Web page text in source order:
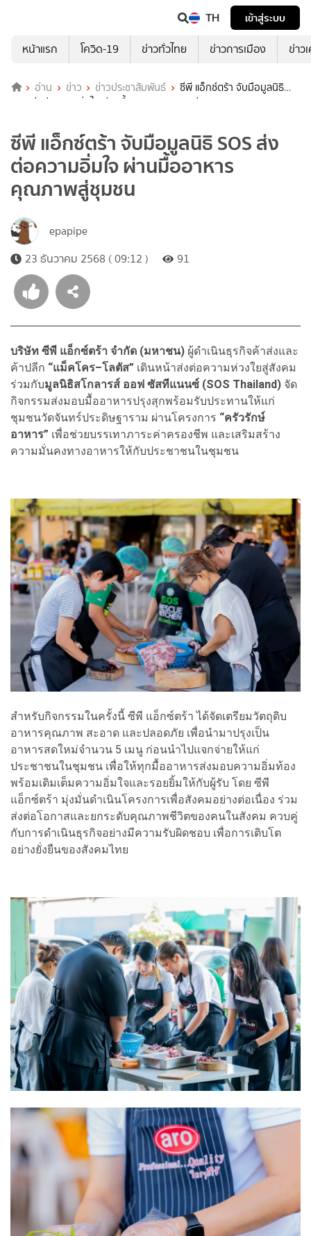
TH
เข้าสู่ระบบ
หน้าแรก
โควิด-19 ข่าวทั่วไทย ข่าวการเมือง ข่าว
อ่าน ข่าว ข่าวประชาสัมพันธ์
ซีพี แอ็กซ์ตร้า จับมือมูลนิธิ
SOS ส่งต่อความอิ่มใจ ผ่านมื้ออาหารคุณภาพสู่ชุมชน
ซีพี แอ็กซ์ตร้า จับมือมูลนิธิ SOS ส่ง
ต่อความอิ่มใจ ผ่านมื้ออาหาร
คุณภาพสู่ชุมชน
epapipe
23 ธันวาคม 2568 ( 09:12 )
91
บริษัท ซีพี แอ็กซ์ตร้า จำกัด (มหาชน) ผู้ดำเนินธุรกิจค้าส่งและ
ค้าปลีก “แม็คโคร–โลตัส” เดินหน้าส่งต่อความห่วงใยสู่สังคม
ร่วมกับมูลนิธิสโกลารส์ ออฟ ซัสทีแนนซ์ (SOS Thailand) จัด
กิจกรรมส่งมอบมื้ออาหารปรุงสุกพร้อมรับประทานให้แก่
ชุมชนวัดจันทร์ประดิษฐาราม ผ่านโครงการ “ครัวรักษ์
อาหาร” เพื่อช่วยบรรเทาภาระค่าครองชีพ และเสริมสร้าง
ความมั่นคงทางอาหารให้กับประชาชนในชุมชน
สำหรับกิจกรรมในครั้งนี้ ซีพี แอ็กซ์ตร้า ได้จัดเตรียมวัตถุดิบ
อาหารคุณภาพ สะอาด และปลอดภัย เพื่อนำมาปรุงเป็น
อาหารสดใหม่จำนวน 5 เมนู ก่อนนำไปแจกจ่ายให้แก่
ประชาชนในชุมชน เพื่อให้ทุกมื้ออาหารส่งมอบความอิ่มท้อง
พร้อมเติมเต็มความอิ่มใจและรอยยิ้มให้กับผู้รับ โดย ซีพี
แอ็กซ์ตร้า มุ่งมั่นดำเนินโครงการเพื่อสังคมอย่างต่อเนื่อง ร่วม
ส่งต่อโอกาสและยกระดับคุณภาพชีวิตของคนในสังคม ควบคู่
กับการดำเนินธุรกิจอย่างมีความรับผิดชอบ เพื่อการเติบโต
อย่างยั่งยืนของสังคมไทย